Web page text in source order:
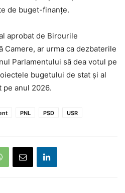
de buget-finanțe.
aprobat de Birourile
Camere, ar urma ca dezbaterile
Parlamentului să dea votul pe
bugetului de stat și al
anul 2026.
PNL PSD USR